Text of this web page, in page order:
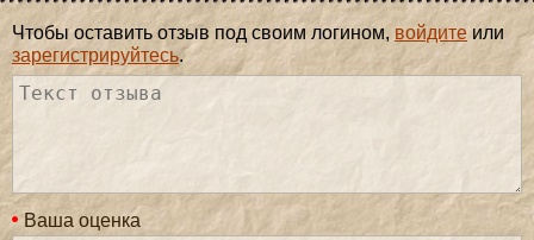
Чтобы оставить отзыв под своим логином, войдите или
зарегистрируйтесь.
Ваша оценка